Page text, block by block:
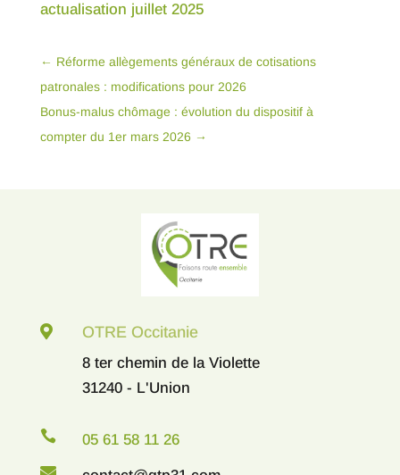
actualisation juillet 2025
← Réforme allègements généraux de cotisations
patronales : modifications pour 2026
Bonus-malus chômage : évolution du dispositif à
compter du 1er mars 2026→
 OTRE Occitanie
8 ter chemin de la Violette
31240 - L'Union
 05 61 58 11 26
